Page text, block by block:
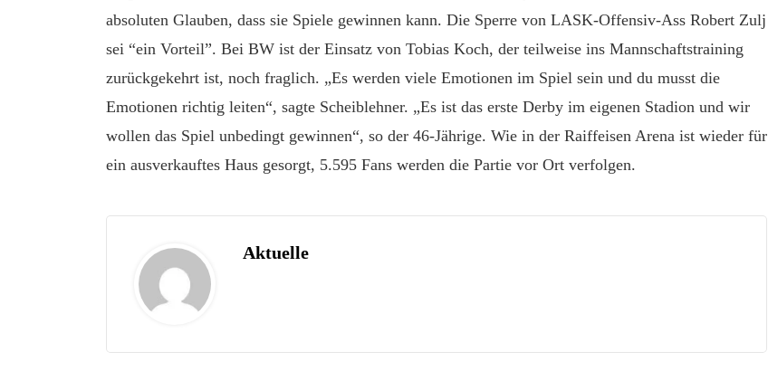
absoluten Glauben, dass sie Spiele gewinnen kann. Die Sperre von LASK-Offensiv-Ass Robert Zulj
sei “ein Vorteil”. Bei BW ist der Einsatz von Tobias Koch, der teilweise ins Mannschaftstraining
zurückgekehrt ist, noch fraglich. „Es werden viele Emotionen im Spiel sein und du musst die
Emotionen richtig leiten“, sagte Scheiblehner. „Es ist das erste Derby im eigenen Stadion und wir
wollen das Spiel unbedingt gewinnen“, so der 46-Jährige. Wie in der Raiffeisen Arena ist wieder für
ein ausverkauftes Haus gesorgt, 5.595 Fans werden die Partie vor Ort verfolgen.
Aktuelle